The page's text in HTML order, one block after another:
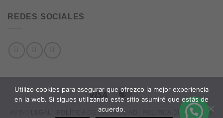
REDES SOCIALES
POLÍTICA DE PRIVACIDAD POLÍTICA DE COOKIES
Utilizo cookies para asegurar que ofrezco la mejor experiencia
en la web. Si sigues utilizando este sitio asumiré que estás de
acuerdo.